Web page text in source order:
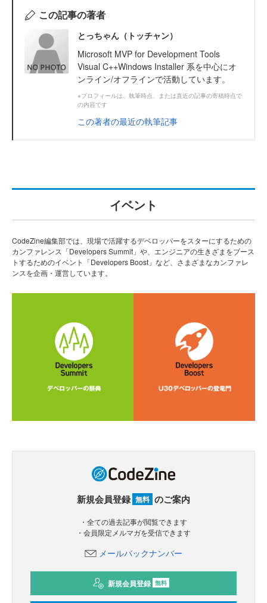
この記事の著者
とっちゃん（トッチャン）
Microsoft MVP for Development Tools
Visual C++Windows Installer 系を中心にオ
ンライン/オフラインで活動しています。
※プロフィールは、執筆時点、または直近の記事の寄稿時点で
の内容です
この著者の最近の執筆記事
イベント
CodeZine編集部では、現場で活躍するデベロッパーをスターにするための
カンファレンス「Developers Summit」や、エンジニアの生きざまをブース
トするためのイベント「Developers Boost」など、さまざまなカンファレ
ンスを企画・運営しています。
新規会員登録 無料 のご案内
・全ての過去記事が閲覧できます
・会員限定メルマガを受信できます
メールバックナンバー
新規会員登録 無料